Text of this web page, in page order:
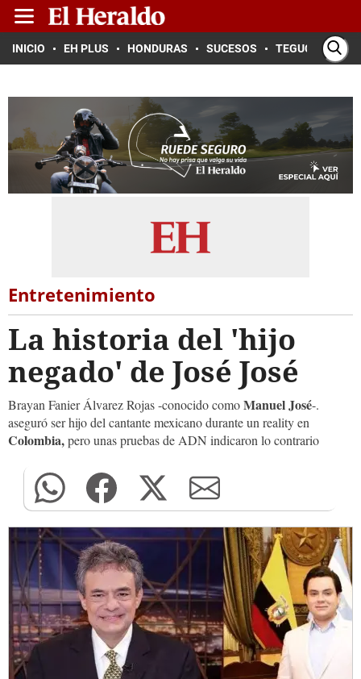
INICIO EH PLUS HONDURAS SUCESOS TEGUCIGALPA
Entretenimiento
La historia del 'hijo
negado' de José José
Brayan Fanier Álvarez Rojas -conocido comoManuelJosé-.
aseguró ser hijo del cantante mexicano durante un reality en
Colombia,pero unas pruebas de ADN indicaron lo contrario